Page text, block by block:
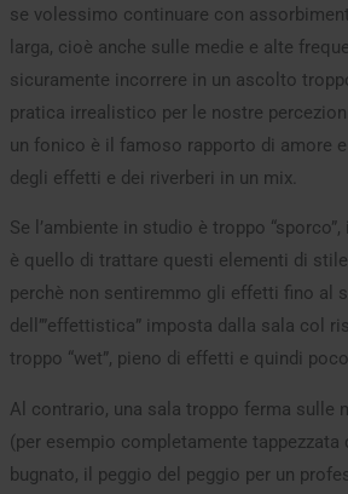
se volessimo continuare con
larga, cioè anche sulle medie e alte
sicuramente incorrere in un ascolto
pratica irrealistico per le nostre
un fonico è il famoso rapporto di amore
degli effetti e dei riverberi in un mix.
Se l’ambiente in studio è troppo
è quello di trattare questi elementi di
perchè non sentiremmo gli effetti fino al
dell’”effettistica” imposta dalla sala col
troppo “wet”, pieno di effetti e quindi
Al contrario, una sala troppo ferma sulle
(per esempio completamente tappezzata
bugnato, il peggio del peggio per un